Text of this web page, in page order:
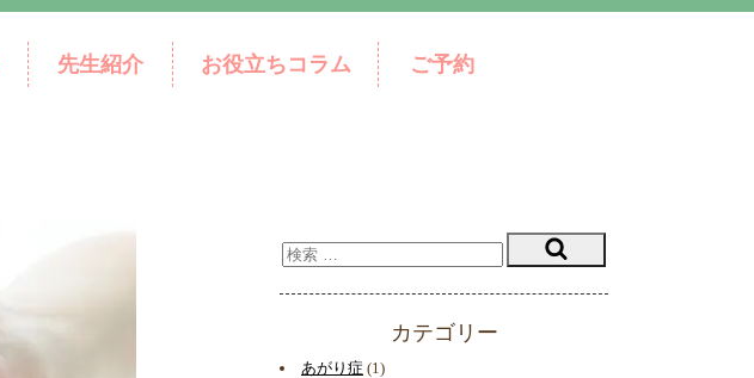
先生紹介 お役立ちコラム ご予約
カテゴリー
あがり症 (1)